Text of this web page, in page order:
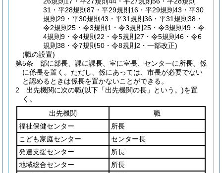
31・平28規則87・平29規則16・平29規則43・平30
規則29・平30規則43・平31規則36・平31規則38・
令2規則25・令3規則1・令3規則25・令3規則49・令
4規則9・令4規則22・令5規則27・令5規則46・令6
規則38・令7規則50・令8規則2・一部改正)
(職の設置)
第5条
部に部長、課に課長、室に室長、センターに所長、係
に係長を置く。 ただし、係にあっては、市長が必要でない
と認めるときは係長を置かないことができる。
2
出先機関に次の職(以下「出先機関の長」という。)を置
く。
出先機関
職
福祉保健センター
所長
こども家庭センター
センター長
発達支援センター
所長
地域総合センター
所長